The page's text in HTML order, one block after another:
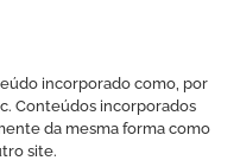
incorporado como, por
Conteúdos incorporados
da mesma forma como
site.